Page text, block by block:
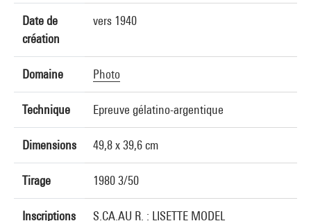
Date de
création
vers 1940
Domaine Photo
Technique Epreuve gélatino-argentique
Dimensions 49,8 x 39,6 cm
Tirage 1980 3/50
Inscriptions S.CA.AU R. : LISETTE MODEL